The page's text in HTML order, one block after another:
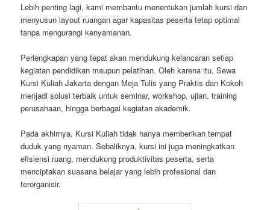
Lebih penting lagi, kami membantu menentukan jumlah kursi dan
menyusun layout ruangan agar kapasitas peserta tetap optimal
tanpa mengurangi kenyamanan.
Perlengkapan yang tepat akan mendukung kelancaran setiap
kegiatan pendidikan maupun pelatihan. Oleh karena itu, Sewa
Kursi Kuliah Jakarta dengan Meja Tulis yang Praktis dan Kokoh
menjadi solusi terbaik untuk seminar, workshop, ujian, training
perusahaan, hingga berbagai kegiatan akademik.
Pada akhirnya, Kursi Kuliah tidak hanya memberikan tempat
duduk yang nyaman. Sebaliknya, kursi ini juga meningkatkan
efisiensi ruang, mendukung produktivitas peserta, serta
menciptakan suasana belajar yang lebih profesional dan
terorganisir.